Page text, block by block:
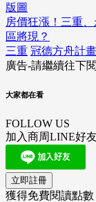
版圖
房價狂漲！三重
區將現？
三重 冠德方舟計畫
廣告-請繼續往下
大家都在看
FOLLOW US
加入商周LINE好
立即註冊
獲得免費閱讀點數